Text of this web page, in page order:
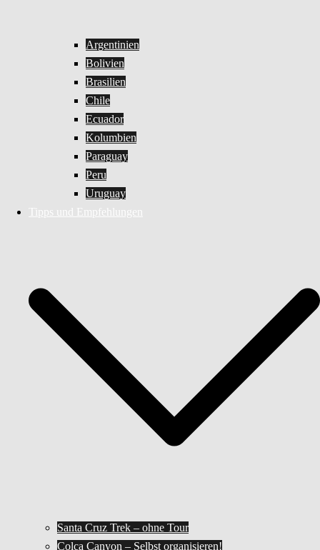
Argentinien
Bolivien
Brasilien
Chile
Ecuador
Kolumbien
Paraguay
Peru
Uruguay
Tipps und Empfehlungen
Santa Cruz Trek – ohne Tour
Colca Canyon – Selbst organisieren!